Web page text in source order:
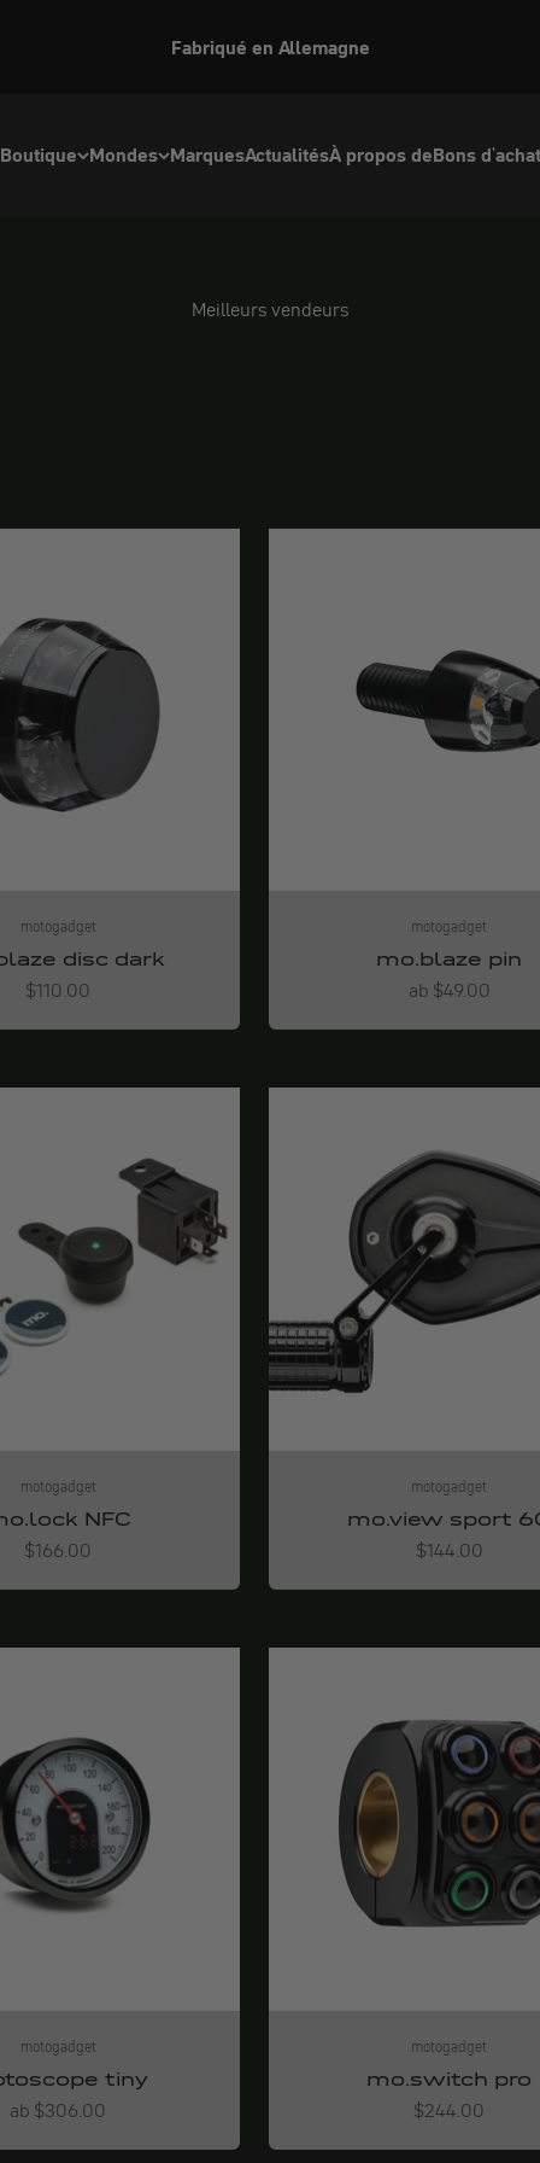
Fabriqué en Allemagne
Boutique Mondes MarquesActualitésÀ propos deBons d'achat
Meilleurs vendeurs
motogadget
disc dark
Angebot
$110.00
motogadget
mo.blaze pin
Angebot
ab $49.00
motogadget
NFC
Angebot
$166.00
motogadget
mo.view sport
Angebot
$144.00
motogadget
tiny
Angebot
ab $306.00
motogadget
mo.switch pro
Angebot
$244.00